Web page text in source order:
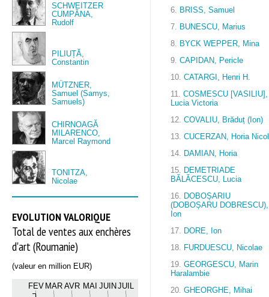
SCHWEITZER
CUMPĂNA,
Rudolf
PILIUȚĂ,
Constantin
MÜTZNER,
Samuel (Samys,
Samuels)
CHIRNOAGĂ
MILARENCO,
Marcel Raymond
TONITZA,
Nicolae
EVOLUTION VALORIQUE
Total de ventes aux enchères
d'art (Roumanie)
(valeur en million EUR)
FEV MAR AVR MAI JUIN JUIL
6. BRISS, Samuel
7. BUNESCU, Marius
8. BYCK WEPPER, Mina
9. CAPIDAN, Pericle
10. CATARGI, Henri H.
11. COSMESCU [VASILIU],
Lucia Victoria
12. COVALIU, Brăduț (Ion)
13. CUCERZAN, Horia
14. DAMIAN, Horia
15. DEMETRIADE
BĂLĂCESCU, Lucia
16. DOBOȘARIU
(DOBOȘARU DOBRESCU),
Ion
17. DORE, Ion
18. FURDUESCU, Nicolae
19. GEORGESCU, Marin
Haralambie
20. GHEORGHE, Mihai